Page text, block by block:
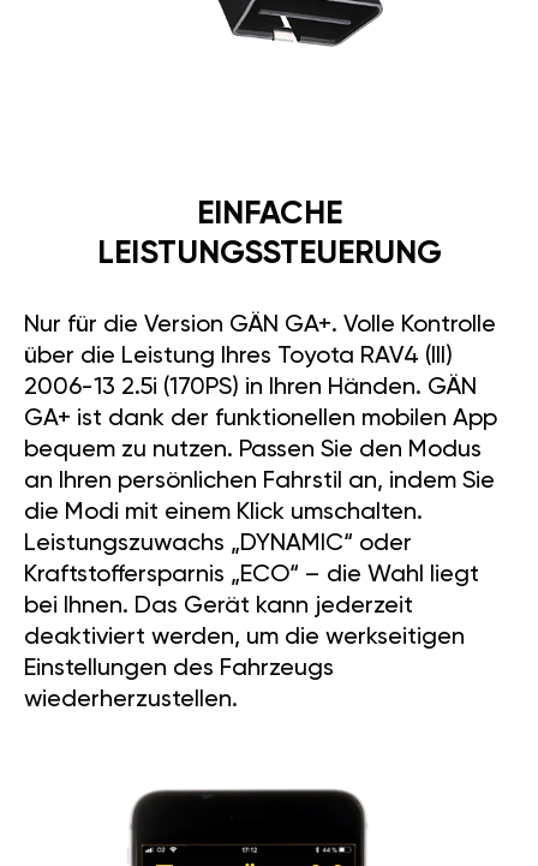
EINFACHE
LEISTUNGSSTEUERUNG
Nur für die Version GÄN GA+. Volle Kontrolle
über die Leistung Ihres Toyota RAV4 (III)
2006-13 2.5i (170PS) in Ihren Händen. GÄN
GA+ ist dank der funktionellen mobilen App
bequem zu nutzen. Passen Sie den Modus
an Ihren persönlichen Fahrstil an, indem Sie
die Modi mit einem Klick umschalten.
Leistungszuwachs „DYNAMIC“ oder
Kraftstoffersparnis „ECO“ – die Wahl liegt
bei Ihnen. Das Gerät kann jederzeit
deaktiviert werden, um die werkseitigen
Einstellungen des Fahrzeugs
wiederherzustellen.